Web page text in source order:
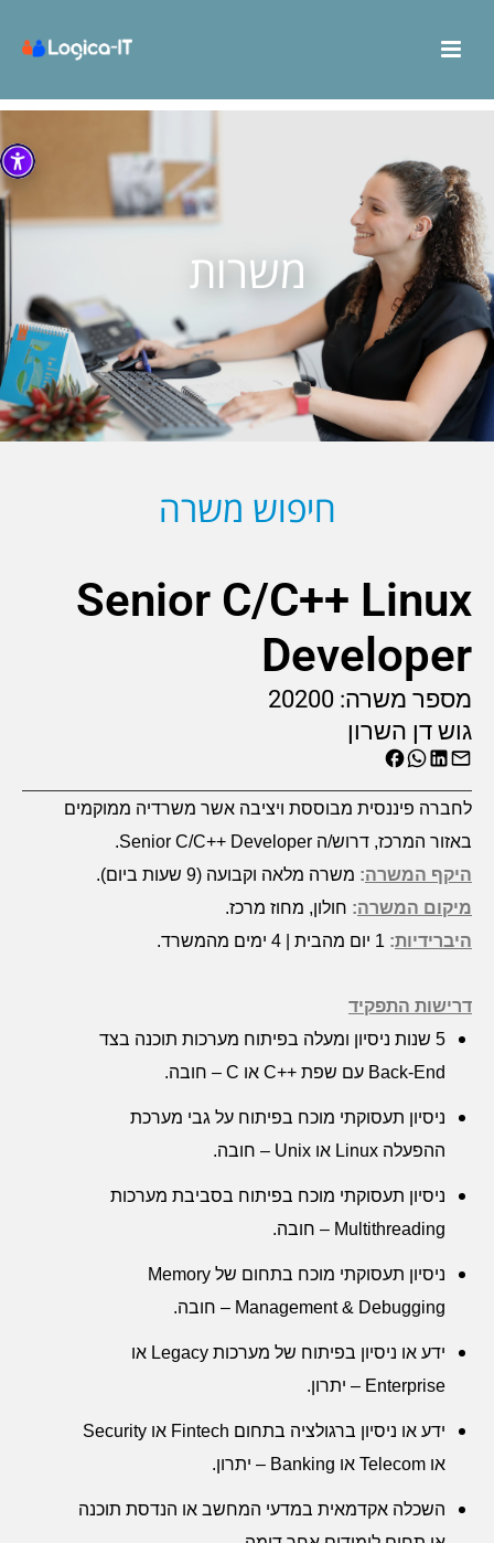
משרות
חיפוש משרה
Senior C/C++ Linux
Developer
מספר משרה: 20200
גוש דן השרון
לחברה פיננסית מבוססת ויציבה אשר משרדיה ממוקמים
באזור המרכז, דרוש/ה Senior C/C++ Developer
.
היקף המשרה: משרה מלאה וקבועה (9 שעות ביום).
מיקום המשרה: חולון, מחוז מרכז.
היברידיות:
דרישות התפקיד
5 שנות ניסיון ומעלה בפיתוח מערכות תוכנה בצד
Back-End עם שפת ++C או C – חובה.
ניסיון תעסוקתי מוכח בפיתוח על גבי מערכת
ההפעלה Linux או Unix – חובה.
ניסיון תעסוקתי מוכח בפיתוח בסביבת מערכות
Multithreading – חובה.
ניסיון תעסוקתי מוכח בתחום של Memory
Management & Debugging – חובה.
ידע או ניסיון בפיתוח של מערכות Legacy או
Enterprise – יתרון.
ידע או ניסיון ברגולציה בתחום Fintech או Security
או Telecom או Banking – יתרון.
השכלה אקדמאית במדעי המחשב או הנדסת תוכנה